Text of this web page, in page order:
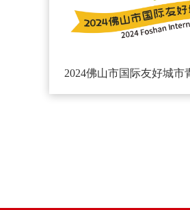
2024佛山市国际友好城市